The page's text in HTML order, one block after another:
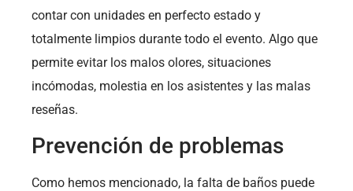
contar con unidades en perfecto estado y
totalmente limpios durante todo el evento. Algo que
permite evitar los malos olores, situaciones
incómodas, molestia en los asistentes y las malas
reseñas.
Prevención de problemas
Como hemos mencionado, la falta de baños puede